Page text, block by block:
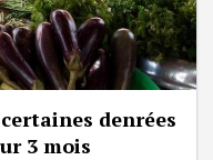
denrées
3 mois